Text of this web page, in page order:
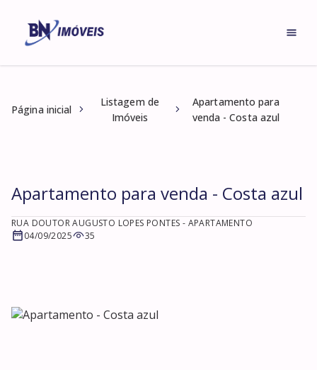
Página inicial
Listagem de
Imóveis
Apartamento para
venda - Costa azul
Apartamento para venda - Costa azul
RUA DOUTOR AUGUSTO LOPES PONTES - APARTAMENTO
04/09/2025
35